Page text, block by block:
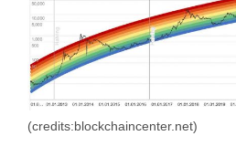
(credits:blockchaincenter.net)